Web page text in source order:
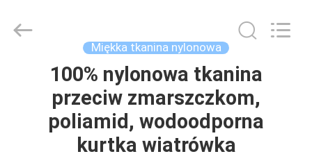
PRODUKTY
Textile
Co.,Ltd.
Miękka tkanina nylonowa
100% nylonowa tkanina
przeciw zmarszczkom,
poliamid, wodoodporna
kurtka wiatrówka